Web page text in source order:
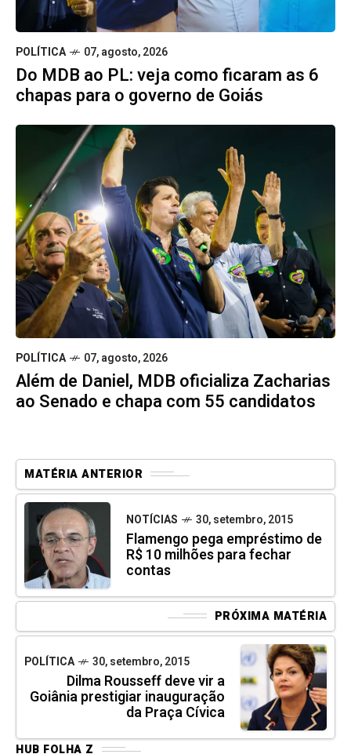
POLÍTICA 07, agosto, 2026
Do MDB ao PL: veja como ficaram as 6
chapas para o governo de Goiás
POLÍTICA 07, agosto, 2026
Além de Daniel, MDB oficializa Zacharias
ao Senado e chapa com 55 candidatos
MATÉRIA ANTERIOR
NOTÍCIAS 30, setembro, 2015
Flamengo pega empréstimo de
R$ 10 milhões para fechar
contas
PRÓXIMA MATÉRIA
POLÍTICA 30, setembro, 2015
Dilma Rousseff deve vir a
Goiânia prestigiar inauguração
da Praça Cívica
HUB FOLHA Z